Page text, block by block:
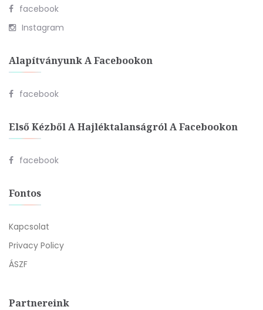
facebook
Instagram
Alapítványunk A Facebookon
facebook
Első Kézből A Hajléktalanságról A Facebookon
facebook
Fontos
Kapcsolat
Privacy Policy
ÁSZF
Partnereink